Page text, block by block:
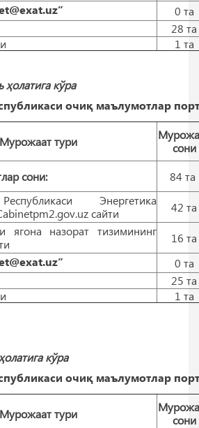
0 тa
28 тa
1 тa
кўра
очиқ маълумотлар
Мурожаат тури
сони
сони:
84 тa
Энергетика
сайти
42 тa
ягона назорат тизимининг
16 тa
0 тa
25 тa
1 тa
кўра
очиқ маълумотлар
Мурожаат тури
сони